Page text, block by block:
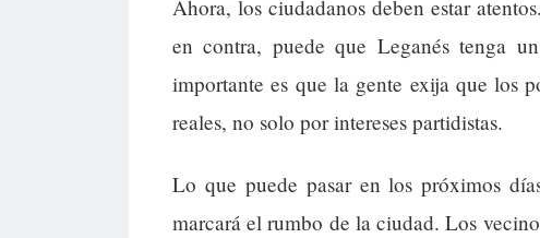
Ahora, los ciudadanos deben estar
en contra, puede que Leganés tenga
importante es que la gente exija que los
reales, no solo por intereses partidistas.
Lo que puede pasar en los próximos
marcará el rumbo de la ciudad. Los